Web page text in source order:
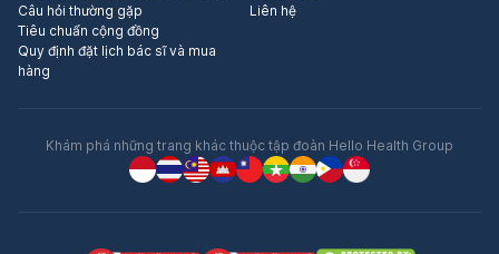
Câu hỏi thường gặp
Tiêu chuẩn cộng đồng
Quy định đặt lịch bác sĩ và mua
hàng
Liên hệ
Khám phá những trang khác thuộc tập đoàn Hello Health Group